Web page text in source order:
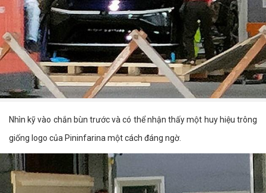
Nhìn kỹ vào chắn bùn trước và có thể nhận thấy một huy hiệu trông
giống logo của Pininfarina một cách đáng ngờ.